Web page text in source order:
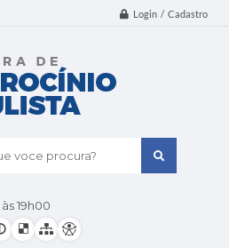
Login / Cadastro
19h00